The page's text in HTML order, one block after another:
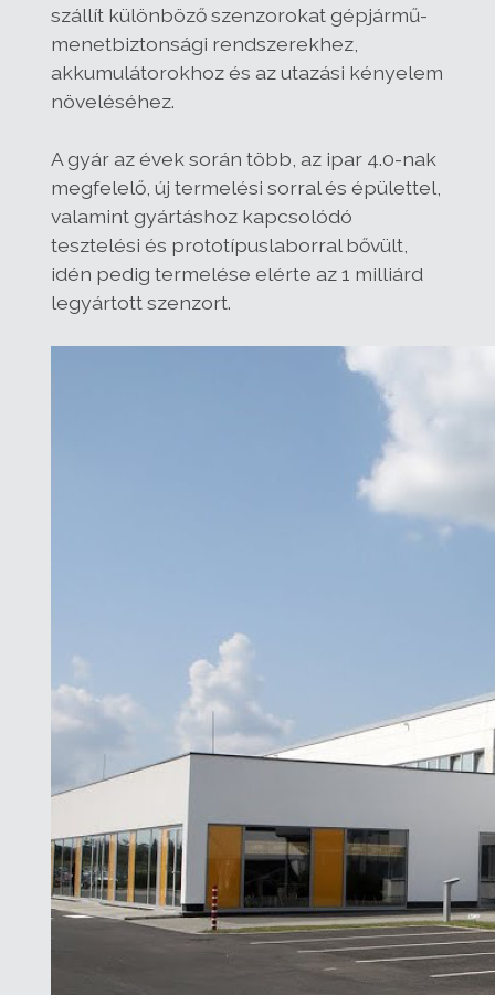
szállít különböző szenzorokat gépjármű-
menetbiztonsági rendszerekhez,
akkumulátorokhoz és az utazási kényelem
növeléséhez.
A gyár az évek során több, az ipar 4.0-nak
megfelelő, új termelési sorral és épülettel,
valamint gyártáshoz kapcsolódó
tesztelési és prototípuslaborral bővült,
idén pedig termelése elérte az 1 milliárd
legyártott szenzort.